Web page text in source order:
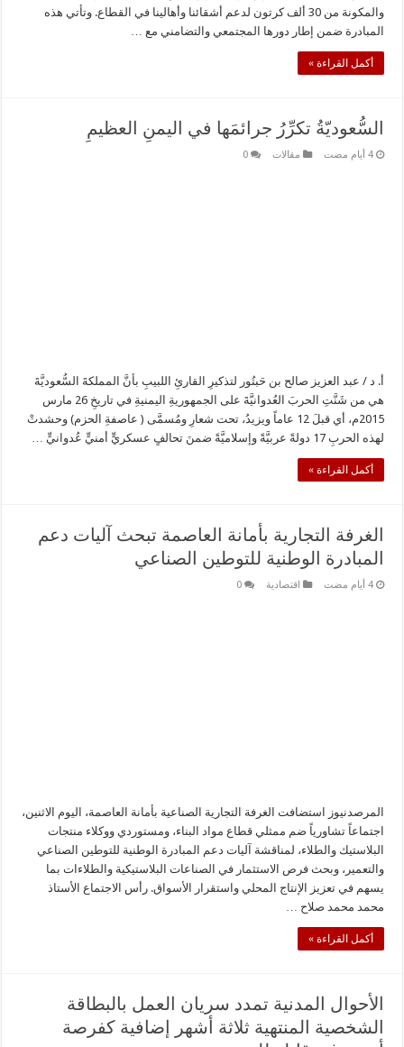
والمكونة من 30 ألف كرتون لدعم أشقائنا وأهالينا في القطاع. وتأتي هذه
المبادرة ضمن إطار دورها المجتمعي والتضامني مع …
أكمل القراءة »
السُّعوديّةُ تكرِّرُ جرائمَها في اليمنِ العظيمِ
‏4 أيام مضت مقالات 0
أ. د / عبد العزيز صالح بن حَبتُور ​لتذكيرِ القارئِ اللبيبِ بأنَّ المملكةَ السُّعوديَّةَ
هي من شَنَّتِ الحربَ العُدوانيَّةَ على الجمهوريةِ اليمنيةِ في تاريخِ 26 مارس
2015م، أي قبلَ 12 عاماً ويزيدُ، تحت شعارِ ومُسمَّى ( عاصفةِ الحزم) وحشدتْ
لهذه الحربِ 17 دولةً عربيَّةً وإسلاميَّةً ضمنَ تحالفٍ عسكريٍّ أمنيٍّ عُدوانيٍّ …
أكمل القراءة »
الغرفة التجارية بأمانة العاصمة تبحث آليات دعم
المبادرة الوطنية للتوطين الصناعي
‏4 أيام مضت اقتصادية 0
المرصدنيوز استضافت الغرفة التجارية الصناعية بأمانة العاصمة، اليوم الاثنين،
اجتماعاً تشاورياً ضم ممثلي قطاع مواد البناء، ومستوردي ووكلاء منتجات
البلاستيك والطلاء، لمناقشة آليات دعم المبادرة الوطنية للتوطين الصناعي
والتعمير، وبحث فرص الاستثمار في الصناعات البلاستيكية والطلاءات بما
يسهم في تعزيز الإنتاج المحلي واستقرار الأسواق. رأس الاجتماع الأستاذ
محمد محمد صلاح …
أكمل القراءة »
الأحوال المدنية تمدد سريان العمل بالبطاقة
الشخصية المنتهية ثلاثة أشهر إضافية كفرصة